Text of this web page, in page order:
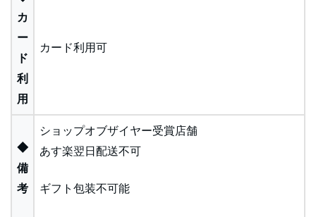
カ
ー
ド
利
用
カード利用可
◆
備
考
ショップオブザイヤー受賞店舗
あす楽翌日配送不可
ギフト包装不可能